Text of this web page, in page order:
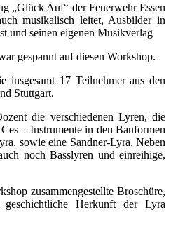
„Glück Auf“ der Feuerwehr Essen
musikalisch leitet, Ausbilder in
und seinen eigenen Musikverlag
gespannt auf diesen Workshop.
insgesamt 17 Teilnehmer aus den
Stuttgart.
die verschiedenen Lyren, die
– Instrumente in den Bauformen
sowie eine Sandner-Lyra. Neben
noch Basslyren und einreihige,
zusammengestellte Broschüre,
Herkunft der Lyra